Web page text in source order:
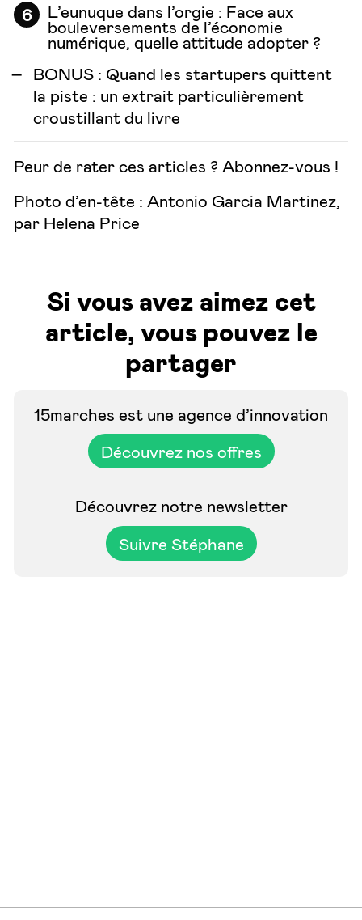
L’eunuque dans l’orgie : Face aux
bouleversements de l’économie
numérique, quelle attitude adopter ?
BONUS : Quand les startupers quittent
la piste : un extrait particulièrement
croustillant du livre
Peur de rater ces articles ? Abonnez-vous !
Photo d’en-tête : Antonio Garcia Martinez,
par Helena Price
Si vous avez aimez cet
article, vous pouvez le
partager
15marches est une agence d’innovation
Découvrez nos offres
Découvrez notre newsletter
Suivre Stéphane